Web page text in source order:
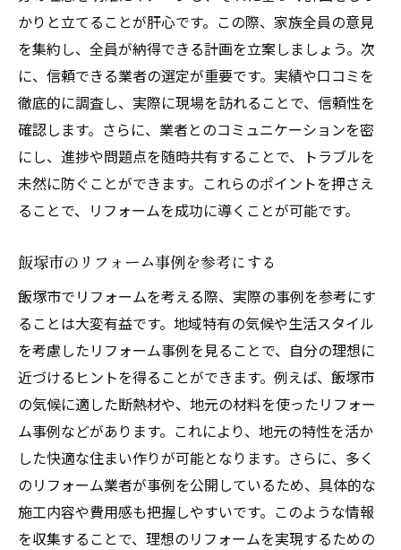
かりと立てることが肝心です。この際、家族全員の意見
を集約し、全員が納得できる計画を立案しましょう。次
に、信頼できる業者の選定が重要です。実績や口コミを
徹底的に調査し、実際に現場を訪れることで、信頼性を
確認します。さらに、業者とのコミュニケーションを密
にし、進捗や問題点を随時共有することで、トラブルを
未然に防ぐことができます。これらのポイントを押さえ
ることで、リフォームを成功に導くことが可能です。
飯塚市のリフォーム事例を参考にする
飯塚市でリフォームを考える際、実際の事例を参考にす
ることは大変有益です。地域特有の気候や生活スタイル
を考慮したリフォーム事例を見ることで、自分の理想に
近づけるヒントを得ることができます。例えば、飯塚市
の気候に適した断熱材や、地元の材料を使ったリフォー
ム事例などがあります。これにより、地元の特性を活か
した快適な住まい作りが可能となります。さらに、多く
のリフォーム業者が事例を公開しているため、具体的な
施工内容や費用感も把握しやすいです。このような情報
を収集することで、理想のリフォームを実現するための